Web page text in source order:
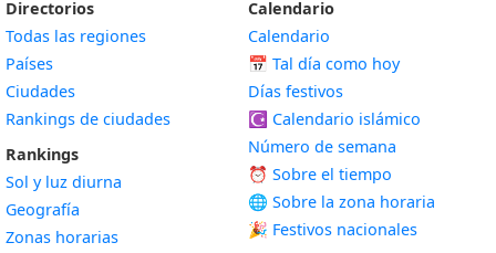
Directorios
Todas las regiones
Países
Ciudades
Rankings de ciudades
Rankings
Sol y luz diurna
Geografía
Zonas horarias
Calendario
Calendario
📅 Tal día como hoy
Días festivos
☪️ Calendario islámico
Número de semana
⏰ Sobre el tiempo
🌐 Sobre la zona horaria
🎉 Festivos nacionales